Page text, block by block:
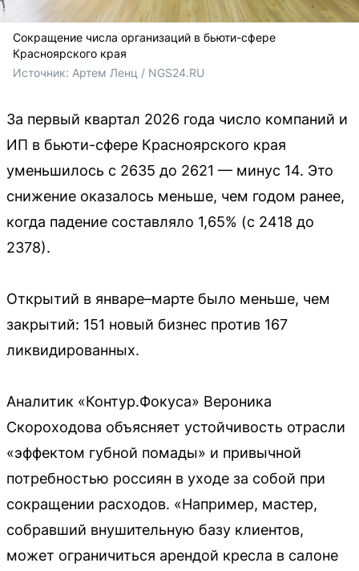
Сокращение числа организаций в бьюти-сфере
Красноярского края
Источник: Артем Ленц / NGS24.RU
За первый квартал 2026 года число компаний и
ИП в бьюти-сфере Красноярского края
уменьшилось с 2635 до 2621 — минус 14. Это
снижение оказалось меньше, чем годом ранее,
когда падение составляло 1,65% (с 2418 до
2378).
Открытий в январе–марте было меньше, чем
закрытий: 151 новый бизнес против 167
ликвидированных.
Аналитик «Контур.Фокуса» Вероника
Скороходова объясняет устойчивость отрасли
«эффектом губной помады» и привычной
потребностью россиян в уходе за собой при
сокращении расходов. «Например, мастер,
собравший внушительную базу клиентов,
может ограничиться арендой кресла в салоне